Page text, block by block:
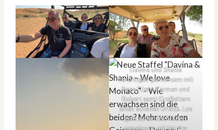
Davina und Shania
verbringen gemeinsam mit
ihren Eltern Carmen und
Robert samt Großeltern
einen schönen Urlaub. Los
geht es für die Mädels
gemeinsam mit Mutter